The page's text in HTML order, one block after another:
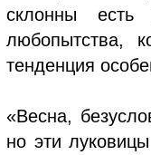
склонны
любопытства,
тенденция
«Весна,
но эти